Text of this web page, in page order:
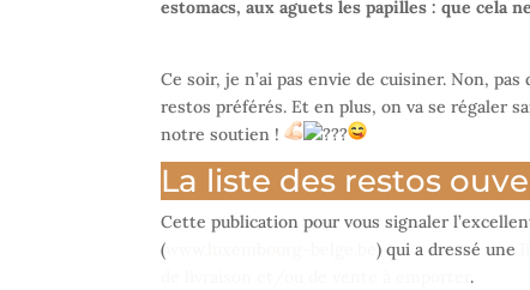
estomacs, aux aguets les papilles : que cela
Ce soir, je n’ai pas envie de cuisiner. Non,
restos préférés. Et en plus, on va se régaler
notre soutien !
La liste des restos
Cette publication pour vous signaler
( www.luxembourg-belge.be) qui a dressé une
.